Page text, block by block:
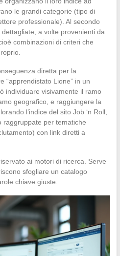
le grandi categorie (tipo di
professionale). Al secondo
a volte provenienti da
cioè combinazioni di criteri che
diretta per la
“apprendistato Lione” in un
individuare visivamente il ramo
geografico, e raggiungere la
l’indice del sito Job ‘n Roll,
raggruppate per tematiche
con link diretti a
ai motori di ricerca. Serve
sfogliare un catalogo
chiave giuste.